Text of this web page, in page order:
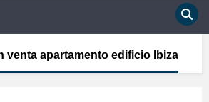
venta apartamento edificio Ibiza